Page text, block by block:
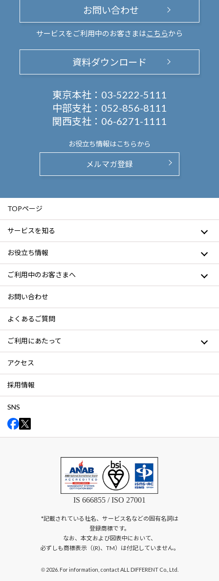
お問い合わせ
サービスをご利用中のお客さまは こちらから
資料ダウンロード
東京本社： 03-5222-5111
中部支社： 052-856-8111
関西支社： 06-6271-1111
お役立ち情報はこちらから
メルマガ登録
TOPページ
サービスを知る
お役立ち情報
ご利用中のお客さまへ
お問い合わせ
よくあるご質問
ご利用にあたって
アクセス
採用情報
SNS
IS 666855 / ISO 27001
*記載されている社名、サービス名などの固有名詞は
登録商標です。
なお、本文および図表中において、
必ずしも商標表示（(R)、TM）は付記していません。
©2026. For information, contact ALL DIFFERENT Co., Ltd.